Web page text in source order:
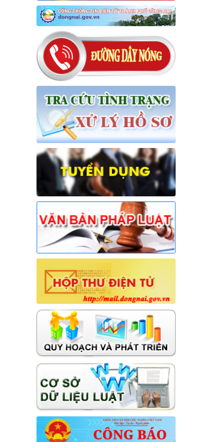
15/NQ-HĐND
Nghị quyết về việc ban hành chương
trình hoạt động toàn khóa của Hội
đồng nhân dân xã Hưng Thịnh khóa
VII, nhiệm kỳ 2026 - 2031
Thời gian đăng: 31/07/2026
lượt xem: 22 | lượt tải:22
16/NQ-HĐND
Nghị quyết về việc đề nghị điều
chỉnh, bổ sung dự toán thu ngân
sách nhà nước, chi ngân sách địa
phương đợt 1 năm 2026 trên địa bàn
xã
Thời gian đăng: 31/07/2026
lượt xem: 26 | lượt tải:15
17/NQ-HĐND
Nghị quyết về điều chỉnh, không tiếp
tục thực hiện một số chỉ tiêu và bổ
sung giải pháp thực hiện kế hoạch
phát triển KTXH-QPAN năm 2026
trên địa bàn xã Hưng Thịnh
Thời gian đăng: 31/07/2026
lượt xem: 22 | lượt tải:13
18/NQ-HĐND
Nghị quyết về việc điều chỉnh, bổ
sung Kế hoạch đầu tư công năm
2026 (đợt 1) xã Hưng Thịnh
Thời gian đăng: 31/07/2026
lượt xem: 25 | lượt tải:13
14/NQ-HĐND
Nghị quyết về việc sắp xếp, tổ chức
lại các ấp trên địa bàn xã Hưng Thịnh
Thời gian đăng: 31/07/2026
lượt xem: 24 | lượt tải:12
13/NQ-TTHĐND
Nghị quyết về chương trình giám sát
của Thường trực Hội đồng nhân dân
xã Hưng Thịnh năm 2026
Thời gian đăng: 31/07/2026
lượt xem: 25 | lượt tải:15